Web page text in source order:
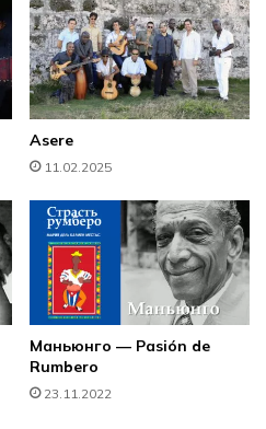
Asere
11.02.2025
Маньюнго — Pasión de
Rumbero
23.11.2022